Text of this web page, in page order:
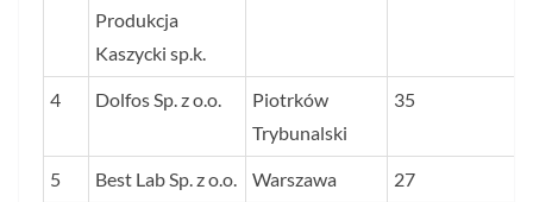
Produkcja
Kaszycki sp.k.
4 Dolfos Sp. z o.o.
Piotrków
Trybunalski
35
5 Best Lab Sp. z o.o. Warszawa 27